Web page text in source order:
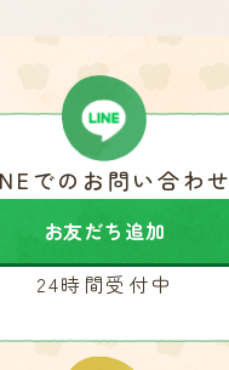
でのお問い合わせ
お友だち追加
24時間受付中